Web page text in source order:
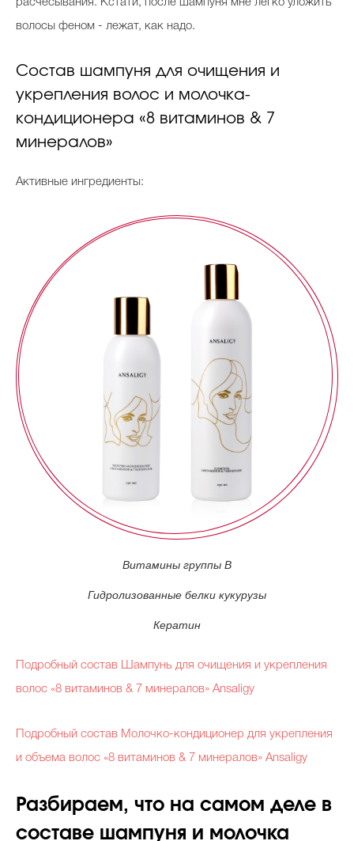
Beauty- битвы
Тесты
расчесывания. Кстати, после шампуня мне легко уложить
волосы феном - лежат, как надо.
Состав шампуня для очищения и
укрепления волос и молочка-
кондиционера «8 витаминов & 7
минералов»
Активные ингредиенты:
Витамины группы В
Гидролизованные белки кукурузы
Кератин
Подробный состав Шампунь для очищения и укрепления
волос «8 витаминов & 7 минералов» Ansaligy
Подробный состав Молочко-кондиционер для укрепления
и объема волос «8 витаминов & 7 минералов» Ansaligy
Разбираем, что на самом деле в
составе шампуня и молочка